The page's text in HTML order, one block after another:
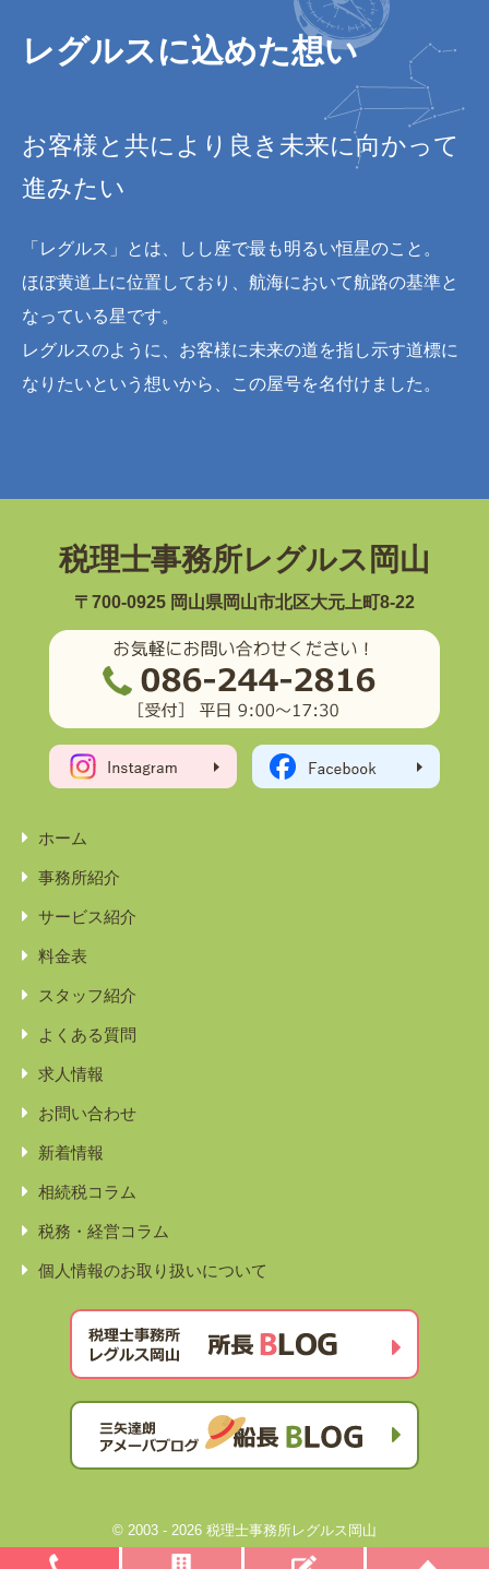
レグルスに込めた想い
お客様と共により良き未来に向かって
進みたい
「レグルス」とは、しし座で最も明るい恒星のこと。
ほぼ黄道上に位置しており、航海において航路の基準と
なっている星です。
レグルスのように、お客様に未来の道を指し示す道標に
なりたいという想いから、この屋号を名付けました。
税理士事務所レグルス岡山
〒700-0925 岡山県岡山市北区大元上町8-22
ホーム
事務所紹介
サービス紹介
料金表
スタッフ紹介
よくある質問
求人情報
お問い合わせ
新着情報
相続税コラム
税務・経営コラム
個人情報のお取り扱いについて
© 2003 - 2026 税理士事務所レグルス岡山